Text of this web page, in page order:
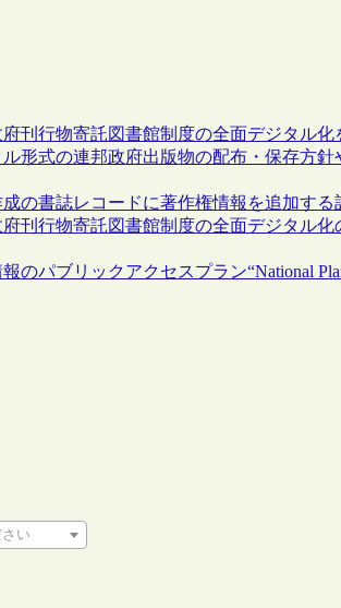
刊行物寄託図書館制度の全面デジタル化
形式の連邦政府出版物の配布・保存方
の書誌レコードに著作権情報を追加する
刊行物寄託図書館制度の全面デジタル
のパブリックアクセスプラン“National
い